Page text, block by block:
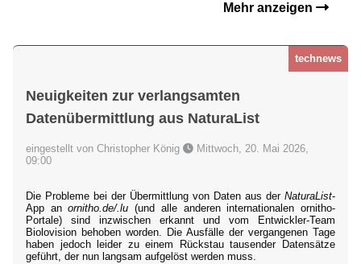
Mehr anzeigen
technews
Neuigkeiten zur verlangsamten
Datenübermittlung aus NaturaList
eingestellt von Christopher König
Mittwoch, 20. Mai 2026,
09:00
Die Probleme bei der Übermittlung von Daten aus der NaturaList-
App anornitho.de/.lu (und alle anderen internationalen ornitho-
Portale) sind inzwischen erkannt und vom Entwickler-Team
Biolovision behoben worden. Die Ausfälle der vergangenen Tage
haben jedoch leider zu einem Rückstau tausender Datensätze
geführt, der nun langsam aufgelöst werden muss.